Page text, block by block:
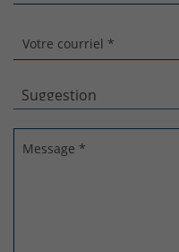
Votre courriel *
Message *